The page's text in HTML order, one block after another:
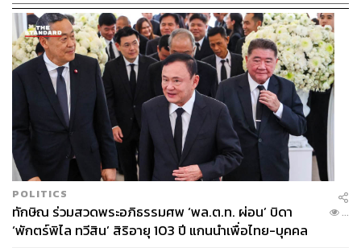
ABOUT THE AUTHOR
THE STANDARD WEALTH
สำนักข่าวเศรษฐกิจ ธุรกิจ และการลงทุน โดย
ทีมข่าว THE STANDARD
POLITICS
ทักษิณ ร่วมสวดพระอภิธรรมศพ ‘พล.ต.ท. ผ่อน’ บิดา
‘พักตร์พิไล ทวีสิน’ สิริอายุ 103 ปี แกนนำเพื่อไทย-บุคคล
...